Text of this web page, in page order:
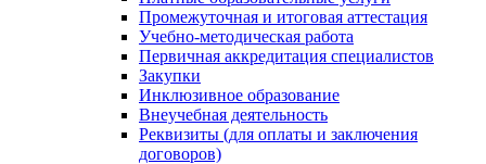
Промежуточная и итоговая аттестация
Учебно-методическая работа
Первичная аккредитация специалистов
Закупки
Инклюзивное образование
Внеучебная деятельность
Реквизиты (для оплаты и заключения
договоров)